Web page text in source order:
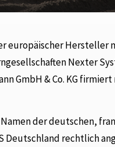
europäischer
Nexter
GmbH & Co. KG
der deutschen,
Deutschland rechtlich